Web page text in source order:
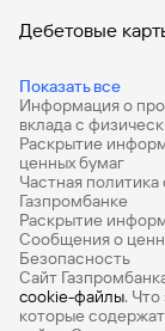
Дебетовые
Показать все
Банковские
Вклады с
Калькулятор
Виртуальные
Премиум
Информация о
вклада с
Раскрытие
ценных бумаг
Частная
Газпромбанке
Раскрытие
Сообщения о
Безопасность
Сайт
cookie-файлы.
которые